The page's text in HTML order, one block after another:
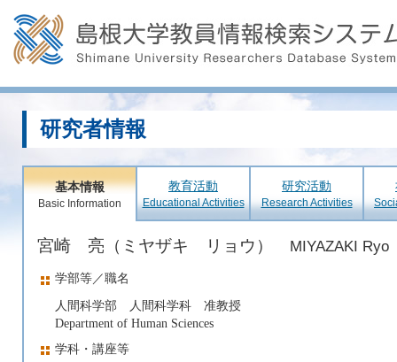
研究者情報
基本情報
Basic Information
教育活動
Educational Activities
研究活動
Research Activities
宮崎 亮（ミヤザキ リョウ） MIYAZAKI Ryo
学部等／職名
人間科学部 人間科学科 准教授
Department of Human Sciences
学科・講座等